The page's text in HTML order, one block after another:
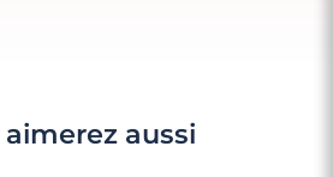
aimerez aussi